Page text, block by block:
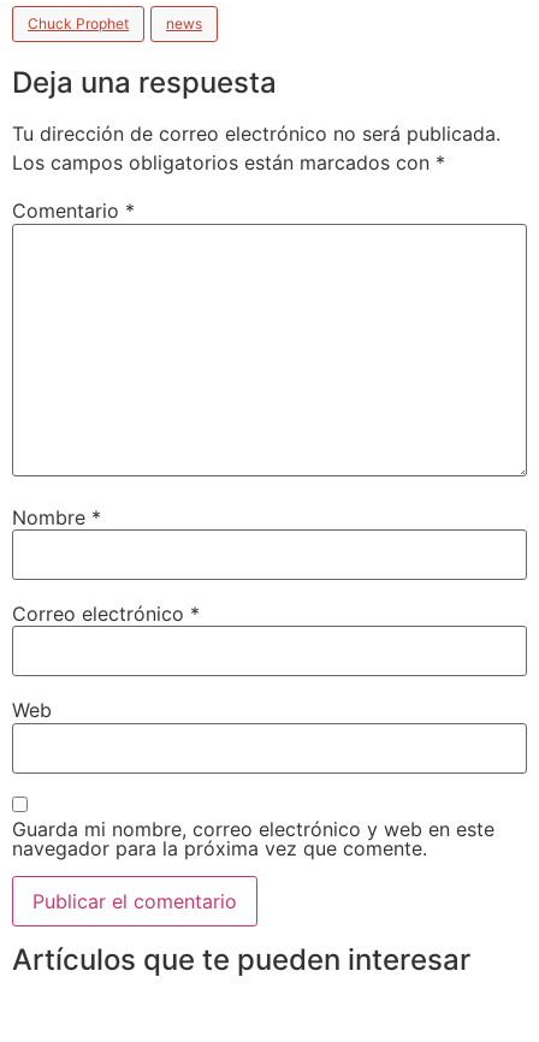
Chuck Prophet news
Deja una respuesta
Tu dirección de correo electrónico no será publicada.
Los campos obligatorios están marcados con *
Comentario *
Nombre *
Correo electrónico *
Web
Guarda mi nombre, correo electrónico y web en este
navegador para la próxima vez que comente.
Artículos que te pueden interesar